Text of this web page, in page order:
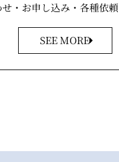
・お申し込み ・各種依
SEE MORE